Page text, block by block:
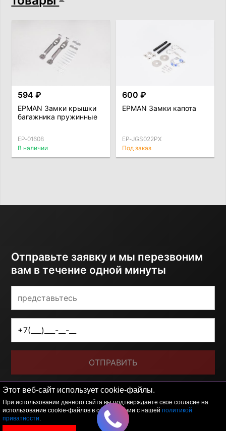
Этот веб-сайт использует cookie-файлы.
При использовании данного сайта вы подтверждаете свое согласие на
использование cookie-файлов в соответствии с нашей политикой
приватности.
594 ₽
EPMAN Замки крышки
багажника пружинные
EP-01608
В наличии
600 ₽
EPMAN Замки капота
EP-JGS022PX
Под заказ
Отправьте заявку и мы перезвоним
вам в течение одной минуты
ОТПРАВИТЬ
Я принимаю условияполитики обработки
персональных данных